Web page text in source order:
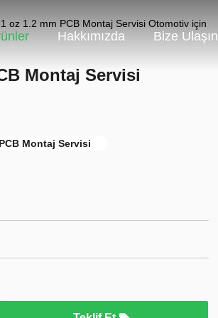
Hakkımızda Bize Ulaşın
oz 1.2 mm PCB Montaj Servisi Otomotiv için
Montaj Servisi
Montaj Servisi